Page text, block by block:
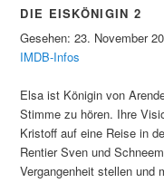
DIE EISKÖNIGIN 2
Gesehen: 23. November
IMDB-Infos
Elsa ist Königin von
Stimme zu hören. Ihre
Kristoff auf eine Reise in
Rentier Sven und
Vergangenheit stellen